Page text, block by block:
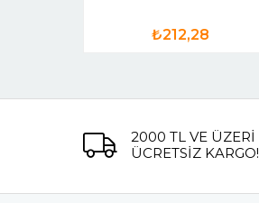
₺212,28
2000 TL VE ÜZERİ
ÜCRETSİZ KARGO!